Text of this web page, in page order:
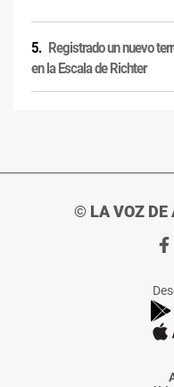
Registrado un nuevo
en la Escala de Richter
© LA VOZ DE